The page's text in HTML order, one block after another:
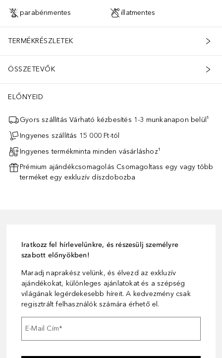
parabénmentes illatmentes
TERMÉKRÉSZLETEK
ÖSSZETEVŐK
ELŐNYEID
Gyors szállítás Várható kézbesítés 1-3 munkanapon belül¹
Ingyenes szállítás 15 000 Ft-tól
Ingyenes termékminta minden vásárláshoz¹
Prémium ajándékcsomagolás Csomagoltass egy vagy több
terméket egy exkluzív díszdobozba
Iratkozz fel hírlevelünkre, és részesülj személyre
szabott előnyökben!
Maradj naprakész velünk, és élvezd az exkluzív
ajándékokat, különleges ajánlatokat és a szépség
világának legérdekesebb híreit. A kedvezmény csak
regisztrált felhasználók számára érhető el.
E-Mail Cím*